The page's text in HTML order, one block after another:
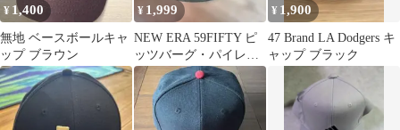
¥ 1,400
無地 ベースボールキャ
ップ ブラウン
¥ 1,999
NEW ERA 59FIFTY ピ
ッツバーグ・パイレー
ツ キャップ 6 7/8
¥ 1,900
47 Brand LA Dodgers キ
ャップ ブラック